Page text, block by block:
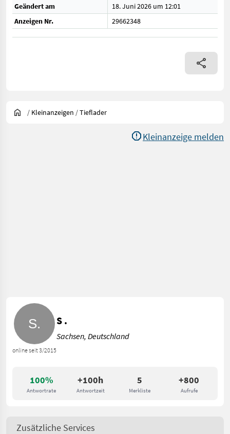
Geändert am
18. Juni 2026 um 12:01
Anzeigen Nr.
29662348
/ Kleinanzeigen /Tieflader
Kleinanzeige melden
100%
Antwortrate
+100h
Antwortzeit
5
Merkliste
+800
Aufrufe
online seit 3/2015
S .
Sachsen, Deutschland
Zusätzliche Services